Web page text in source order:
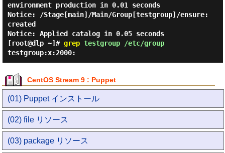
environment production in 0.01 seconds
Notice: /Stage[main]/Main/Group[testgroup]/ensure:
created
Notice: Applied catalog in 0.05 seconds
[root@dlp ~]# greptestgroup /etc/group
testgroup:x:2000:
CentOS Stream 9 : Puppet
(01) Puppet インストール
(02) file リソース
(03) package リソース